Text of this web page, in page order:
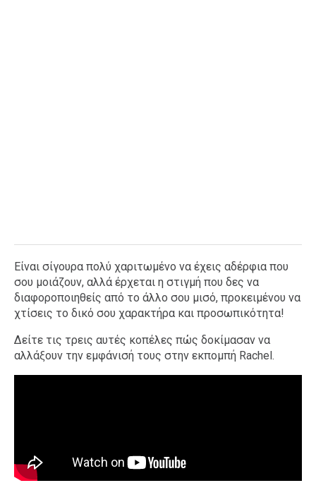
Είναι σίγουρα πολύ χαριτωμένο να έχεις αδέρφια που
σου μοιάζουν, αλλά έρχεται η στιγμή που δες να
διαφοροποιηθείς από το άλλο σου μισό, προκειμένου να
χτίσεις το δικό σου χαρακτήρα και προσωπικότητα!
Δείτε τις τρεις αυτές κοπέλες πώς δοκίμασαν να
αλλάξουν την εμφάνισή τους στην εκπομπή Rachel.